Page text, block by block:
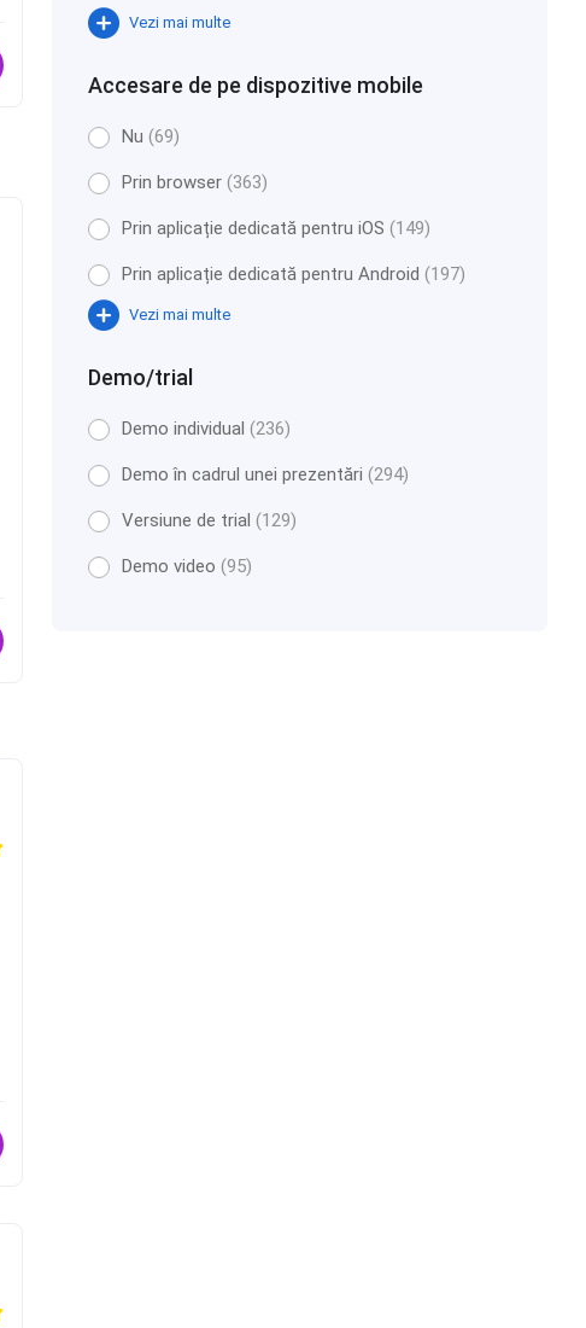
Vezi mai multe
Accesare de pe dispozitive mobile
Nu(69)
Prin browser(363)
Prin aplicație dedicată pentru iOS(149)
Prin aplicație dedicată pentru Android(197)
Vezi mai multe
Demo/trial
Demo individual(236)
Demo în cadrul unei prezentări(294)
Versiune de trial(129)
Demo video(95)